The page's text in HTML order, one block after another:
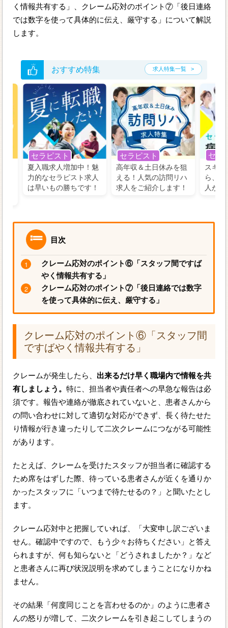
く情報共有する」、クレーム応対のポイント⑦「後日連絡
では数字を使って具体的に伝え、厳守する」について解説
します。
おすすめ特集 求人特集一覧
セラピスト
夏入職求人増加中！魅
力的なセラピスト求人
は早いもの勝ちです！
セラピスト
高年収＆土日休みを狙
える！人気の訪問リハ
求人をご紹介します！
セラ
スキル
ら、
人が
目次
クレーム応対のポイント⑥「スタッフ間ですば
やく情報共有する」
クレーム応対のポイント⑦「後日連絡では数字
を使って具体的に伝え、厳守する」
クレーム応対のポイント⑥「スタッフ間
ですばやく情報共有する」
クレームが発生したら、 出来るだけ早く職場内で情報を共
有しましょう。特に、担当者や責任者への早急な報告は必
須です。報告や連絡が徹底されていないと、患者さんから
の問い合わせに対して適切な対応ができず、長く待たせた
り情報が行き違ったりして二次クレームにつながる可能性
があります。
たとえば、クレームを受けたスタッフが担当者に確認する
ため席をはずした際、待っている患者さんが近くを通りか
かったスタッフに「いつまで待たせるの？」と聞いたとし
ます。
クレーム応対中と把握していれば、「大変申し訳ございま
せん。確認中ですので、もう少々お待ちください」と答え
られますが、何も知らないと「どうされましたか？」など
と患者さんに再び状況説明を求めてしまうことになりかね
ません。
その結果「何度同じことを言わせるのか」のように患者さ
んの怒りが増して、二次クレームを引き起こしてしまうの